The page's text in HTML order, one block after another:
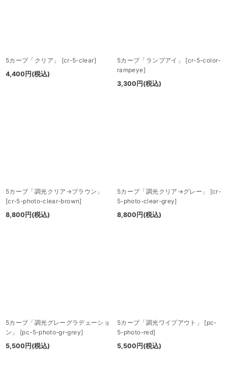
5カーブ「クリア」 [cr-5-clear]
4,400 円 (税込)
5カーブ「ランプアイ」 [cr-5-color-
rampeye]
3,300 円 (税込)
5カーブ「調光クリア→ブラウン」
[cr-5-photo-clear-brown]
8,800 円 (税込)
5カーブ「調光クリア→グレー」 [cr-
5-photo-clear-grey]
8,800 円 (税込)
5カーブ「調光グレーグラデェーショ
ン」
[pc-5-photo-gr-grey]
5,500 円 (税込)
5カーブ「調光ワイプアウト」 [pc-
5-photo-red]
5,500 円 (税込)